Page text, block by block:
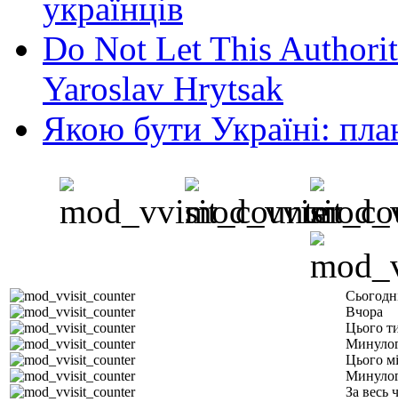
українців
Do Not Let This
Yaroslav Hrytsak
Якою бути Україні:
Вчора
Цього
Цього
За весь